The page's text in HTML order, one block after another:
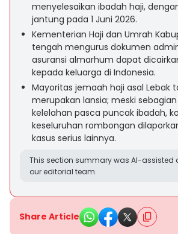
menyelesaikan ibadah haji,
jantung pada 1 Juni 2026.
Kementerian Haji dan Umrah
tengah mengurus dokumen
asuransi almarhum dapat
kepada keluarga di Indonesia.
Mayoritas jemaah haji asal Lebak
merupakan lansia; meski
kelelahan pasca puncak ibadah,
keseluruhan rombongan
kasus serius lainnya.
This section summary was AI-assisted
our editorial team.
Share Article